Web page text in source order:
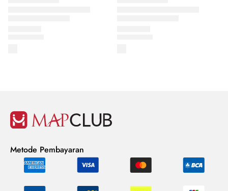
Metode Pembayaran